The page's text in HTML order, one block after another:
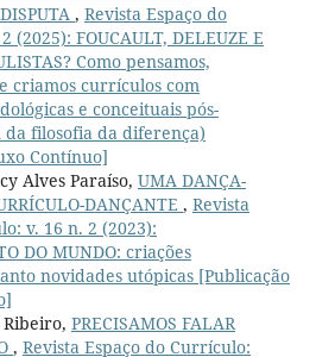
, Revista Espaço do
(2025): FOUCAULT, DELEUZE E
Como pensamos,
criamos currículos com
e conceituais pós-
filosofia da diferença)
Contínuo]
Alves Paraíso, UMA DANÇA-
DANÇANTE , Revista
v. 16 n. 2 (2023):
DO MUNDO: criações
novidades utópicas [Publicação
PRECISAMOS FALAR
, Revista Espaço do Currículo: